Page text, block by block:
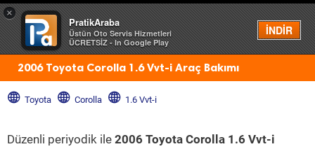
×
PratikAraba
Üstün Oto Servis Hizmetleri
ÜCRETSİZ - In Google Play
İNDİR
Menü
2006 Toyota Corolla 1.6 Vvt-i Araç Bakımı
Toyota Corolla 1.6 Vvt-i
Düzenli periyodik ile 2006 Toyota Corolla 1.6 Vvt-i